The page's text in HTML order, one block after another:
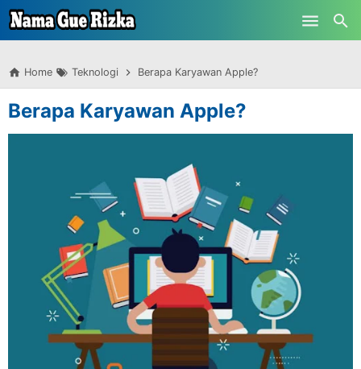
-->
Skip to main content
Home Teknologi Berapa Karyawan Apple?
Berapa Karyawan Apple?